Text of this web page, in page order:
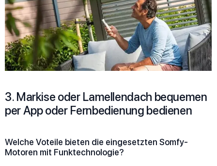
3. Markise oder Lamellendach bequemen
per App oder Fernbedienung bedienen
Welche Voteile bieten die eingesetzten Somfy-
Motoren mit Funktechnologie?